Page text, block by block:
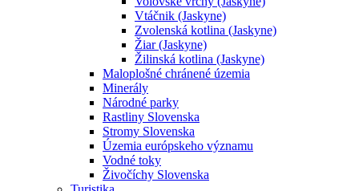
Vtáčnik (Jaskyne)
Zvolenská kotlina (Jaskyne)
Žiar (Jaskyne)
Žilinská kotlina (Jaskyne)
Maloplošné chránené územia
Minerály
Národné parky
Rastliny Slovenska
Stromy Slovenska
Územia európskeho významu
Vodné toky
Živočíchy Slovenska